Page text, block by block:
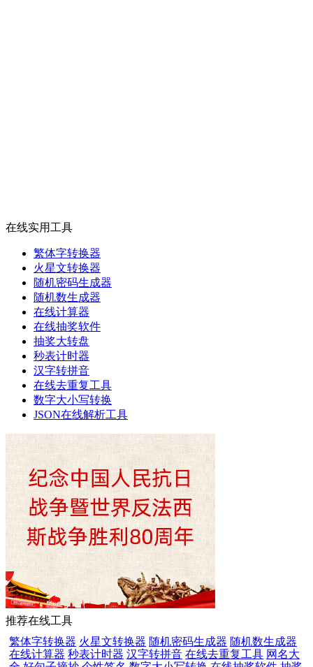
在线实用工具
繁体字转换器
火星文转换器
随机密码生成器
随机数生成器
在线计算器
在线抽奖软件
抽奖大转盘
秒表计时器
汉字转拼音
在线去重复工具
数字大小写转换
JSON在线解析工具
推荐在线工具
繁体字转换器 火星文转换器 随机密码生成器 随机数生成器
在线计算器 秒表计时器 汉字转拼音 在线去重复工具 网名大